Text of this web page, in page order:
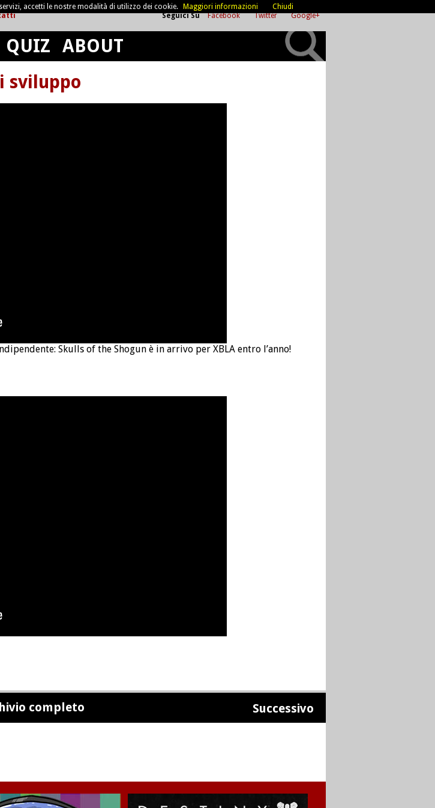
Seguici Su Facebook Twitter Google+
QUIZ ABOUT
sviluppo
Skulls of the Shogun è in arrivo per XBLA entro l’anno!
completo Successivo
accetti le nostre modalità di utilizzo dei cookie. Maggiori informazioni Chiudi